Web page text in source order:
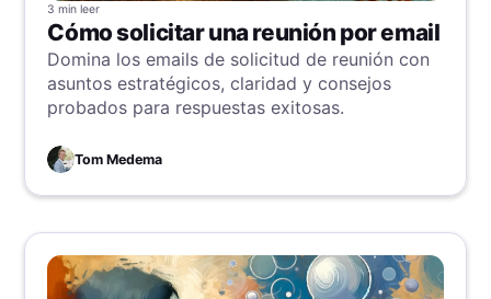
3 min leer
Cómo solicitar una reunión por email
Domina los emails de solicitud de reunión con
asuntos estratégicos, claridad y consejos
probados para respuestas exitosas.
Tom Medema